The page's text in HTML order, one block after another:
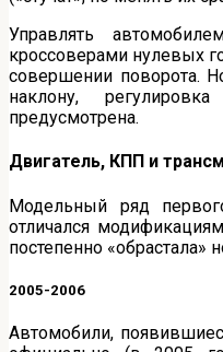
Управлять
кроссоверами нулевых
совершении поворота.
наклону,
предусмотрена.
Двигатель, КПП и
Модельный ряд
отличался
постепенно
2005-2006
Автомобили,